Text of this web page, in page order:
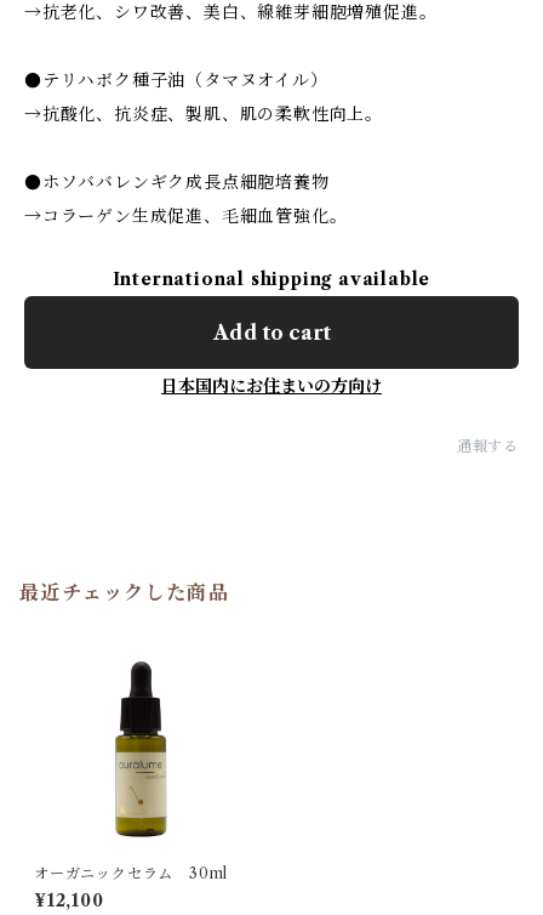
→抗老化、シワ改善、美白、線維芽細胞増殖促進。
●テリハボク種子油（タマヌオイル）
→抗酸化、抗炎症、製肌、肌の柔軟性向上。
●ホソババレンギク成長点細胞培養物
→コラーゲン生成促進、毛細血管強化。
International shipping available
Add to cart
日本国内にお住まいの方向け
通報する
最近チェックした商品
オーガニックセラム 30ml
¥12,100